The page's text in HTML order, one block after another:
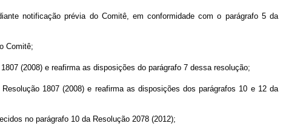
notificação prévia do Comitê, em conformidade com o parágrafo 5 da
Comitê;
(2008) e reafirma as disposições do parágrafo 7 dessa resolução;
1807 (2008) e reafirma as disposições dos parágrafos 10 e 12 da
no parágrafo 10 da Resolução 2078 (2012);